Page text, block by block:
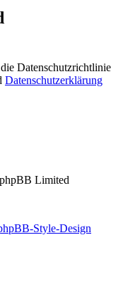
Datenschutzrichtlinie
Datenschutzerklärung
Limited
Style-Design